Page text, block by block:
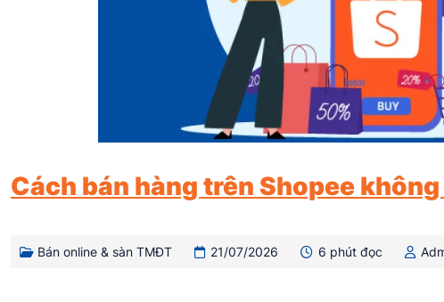
Cách bán hàng trên Shopee
Bán online & sàn TMĐT 21/07/2026 6 phút đọc